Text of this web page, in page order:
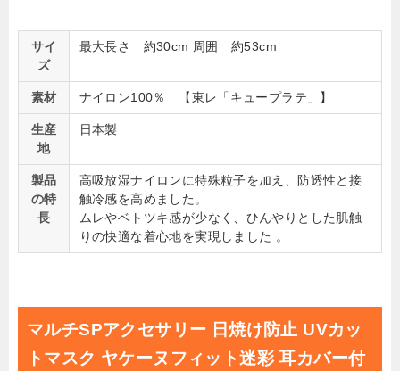
サイ
ズ
最大長さ 約30cm 周囲 約53cm
素材 ナイロン100％ 【東レ「キュープラテ」】
生産
地
日本製
製品
の特
長
高吸放湿ナイロンに特殊粒子を加え、防透性と接
触冷感を高めました。
ムレやベトツキ感が少なく、ひんやりとした肌触
りの快適な着心地を実現しました 。
マルチSPアクセサリー 日焼け防止 UVカッ
トマスク ヤケーヌフィット迷彩 耳カバー付